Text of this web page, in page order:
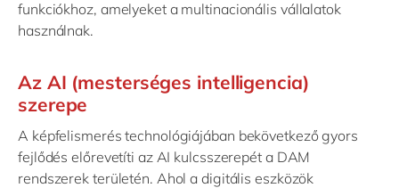
funkciókhoz, amelyeket a multinacionális vállalatok
használnak.
Az AI (mesterséges intelligencia)
szerepe
A képfelismerés technológiájában bekövetkező gyors
fejlődés előrevetíti az AI kulcsszerepét a DAM
rendszerek területén. Ahol a digitális eszközök